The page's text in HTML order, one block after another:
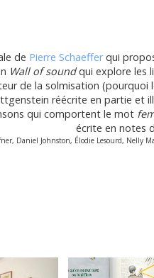
de Pierre Schaefferqui
Wall of soundqui explore les
de la solmisation
réécrite en partie et
qui comportent le mot
écrite en notes
Daniel Johnston, Élodie Lesourd, Nelly